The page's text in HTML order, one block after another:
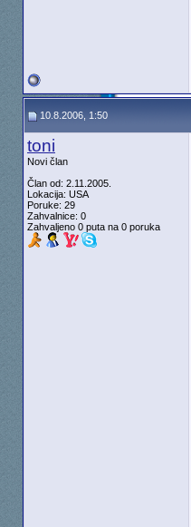
10.8.2006, 1:50
toni
Novi član
Član od: 2.11.2005.
Lokacija: USA
Poruke: 29
Zahvalnice: 0
Zahvaljeno 0 puta na 0 poruka